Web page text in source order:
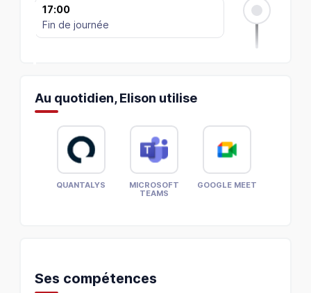
17:00
Fin de journée
Au quotidien, Elison utilise
QUANTALYS
MICROSOFT
TEAMS
GOOGLE MEET
Ses compétences